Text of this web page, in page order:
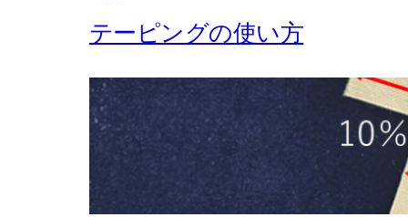
テーピングの使い方